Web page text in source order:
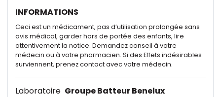
INFORMATIONS
Ceci est un médicament, pas d’utilisation prolongée sans
avis médical, garder hors de portée des enfants, lire
attentivement la notice. Demandez conseil à votre
médecin ou à votre pharmacien. Si des Effets indésirables
surviennent, prenez contact avec votre médecin.
Laboratoire Groupe Batteur Benelux